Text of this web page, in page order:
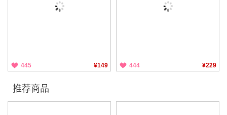
445 ¥149 444 ¥229
推荐商品